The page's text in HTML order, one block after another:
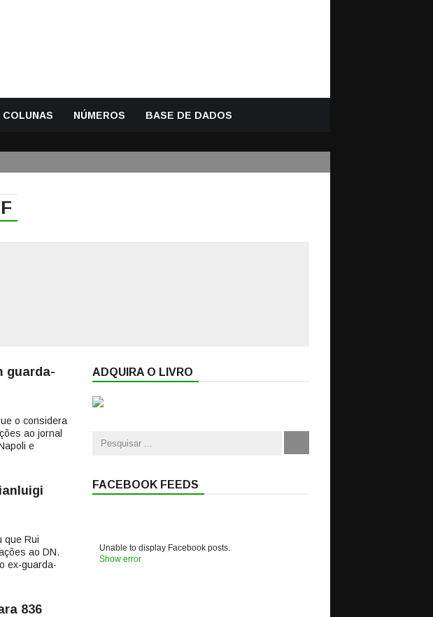
COLUNAS NÚMEROS BASE DE DADOS
guarda-
o considera
ao jornal
e
que Rui
ao DN.
ex-guarda-
836
ADQUIRA O LIVRO
FACEBOOK FEEDS
Unable to display Facebook posts.
Show error